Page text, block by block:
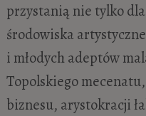
przystanią nie tylko
środowiska
i młodych adeptów
Topolskiego
biznesu, arystokracji